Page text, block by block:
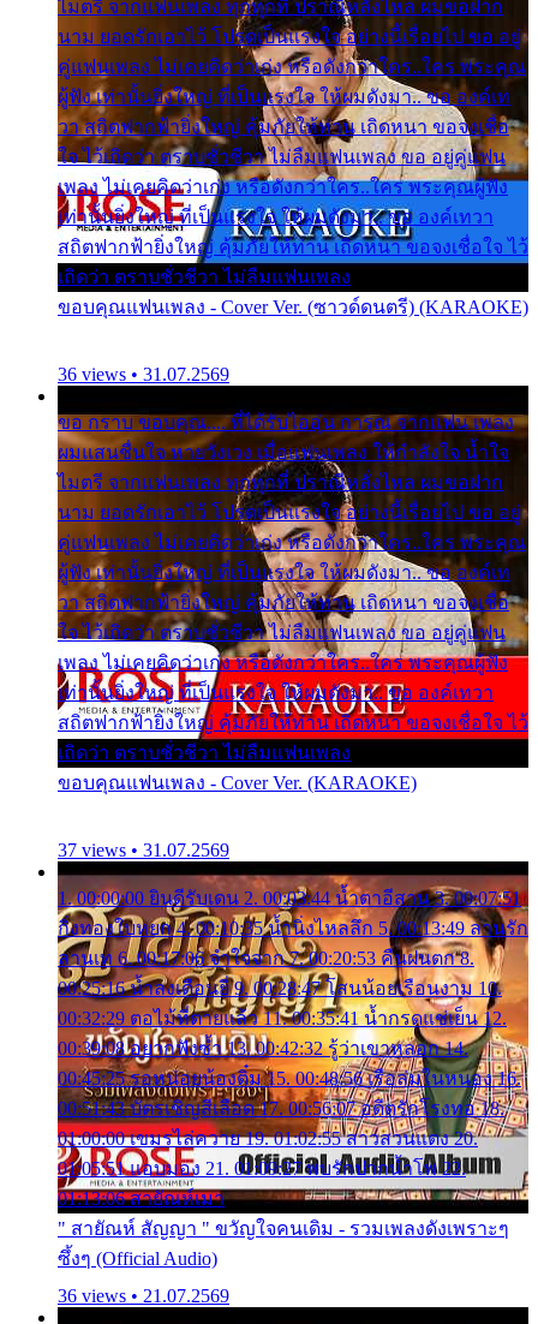
ไมตรี จากแฟนเพลง ทุกทุกที่ ปราณีหลั่งไหล ผมขอฝาก
นาม ยอดรักเอาไว้ โปรดเป็นแรงใจ อย่างนี้เรื่อยไป ขอ อยู่
คู่แฟนเพลง ไม่เคยคิดว่าเก่ง หรือดังกว่าใคร..ใคร พระคุณ
ผู้ฟัง เท่านั้นยิ่งใหญ่ ที่เป็นแรงใจ ให้ผมดังมา.. ขอ องค์เท
วา สถิตฟากฟ้ายิ่งใหญ่ คุ้มภัยให้ท่าน เถิดหนา ขอจงเชื่อ
ใจ ไว้เถิดว่า ตราบชั่วชีวา ไม่ลืมแฟนเพลง ขอ อยู่คู่แฟน
เพลง ไม่เคยคิดว่าเก่ง หรือดังกว่าใคร..ใคร พระคุณผู้ฟัง
เท่านั้นยิ่งใหญ่ ที่เป็นแรงใจ ให้ผมดังมา.. ขอ องค์เทวา
สถิตฟากฟ้ายิ่งใหญ่ คุ้มภัยให้ท่าน เถิดหนา ขอจงเชื่อใจ ไว้
เถิดว่า ตราบชั่วชีวา ไม่ลืมแฟนเพลง
ขอบคุณแฟนเพลง - Cover Ver. (ซาวด์ดนตรี) (KARAOKE)
36 views • 31.07.2569
ขอ กราบ ขอบคุณ.... ที่ได้รับไออุ่น การุณ จากแฟน เพลง
ผมแสนชื่นใจ หายวังเวง เมื่อแฟนเพลง ให้กำลังใจ น้ำใจ
ไมตรี จากแฟนเพลง ทุกทุกที่ ปราณีหลั่งไหล ผมขอฝาก
นาม ยอดรักเอาไว้ โปรดเป็นแรงใจ อย่างนี้เรื่อยไป ขอ อยู่
คู่แฟนเพลง ไม่เคยคิดว่าเก่ง หรือดังกว่าใคร..ใคร พระคุณ
ผู้ฟัง เท่านั้นยิ่งใหญ่ ที่เป็นแรงใจ ให้ผมดังมา.. ขอ องค์เท
วา สถิตฟากฟ้ายิ่งใหญ่ คุ้มภัยให้ท่าน เถิดหนา ขอจงเชื่อ
ใจ ไว้เถิดว่า ตราบชั่วชีวา ไม่ลืมแฟนเพลง ขอ อยู่คู่แฟน
เพลง ไม่เคยคิดว่าเก่ง หรือดังกว่าใคร..ใคร พระคุณผู้ฟัง
เท่านั้นยิ่งใหญ่ ที่เป็นแรงใจ ให้ผมดังมา.. ขอ องค์เทวา
สถิตฟากฟ้ายิ่งใหญ่ คุ้มภัยให้ท่าน เถิดหนา ขอจงเชื่อใจ ไว้
เถิดว่า ตราบชั่วชีวา ไม่ลืมแฟนเพลง
ขอบคุณแฟนเพลง - Cover Ver. (KARAOKE)
37 views • 31.07.2569
1. 00:00:00 ยินดีรับเดน 2. 00:03:44 น้ำตาอีสาน 3. 00:07:51
กิ่งทองใบหยก 4. 00:10:35 น้ำนิ่งไหลลึก 5. 00:13:49 ลานรัก
ลานเท 6. 00:17:06 จำใจจาก 7. 00:20:53 คืนฝนตก 8.
00:25:16 น้ำลงเดือนยี่ 9. 00:28:47 โสนน้อยเรือนงาม 10.
00:32:29 ตอไม้ที่ตายแล้ว 11. 00:35:41 น้ำกรดแช่เย็น 12.
00:39:08 อยากฟังซ้ำ 13. 00:42:32 รู้ว่าเขาหลอก 14.
00:45:25 รอหน่อยน้องติ๋ม 15. 00:48:56 เรือล่มในหนอง 16.
00:51:43 บัตรเชิญสีเลือด 17. 00:56:07 อดีตรักโรงทอ 18.
01:00:00 เขมรไล่ควาย 19. 01:02:55 สาวสวนแตง 20.
01:05:51 แอบมอง 21. 01:09:27 พบรักปากน้ำโพ 22.
01:13:06 สายัณห์เมา
" สายัณห์ สัญญา " ขวัญใจคนเดิม - รวมเพลงดังเพราะๆ
ซึ้งๆ (Official Audio)
36 views • 21.07.2569